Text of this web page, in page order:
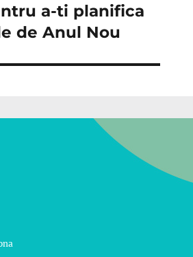
a-ti planifica
de Anul Nou